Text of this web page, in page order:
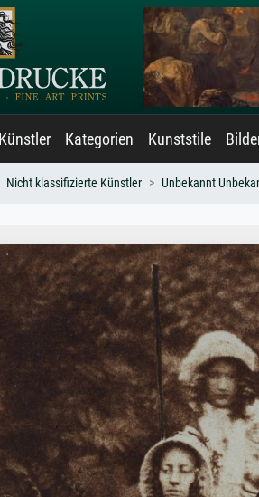
Künstler Kategorien Kunststile
Nicht klassifizierte Künstler Unbekannt